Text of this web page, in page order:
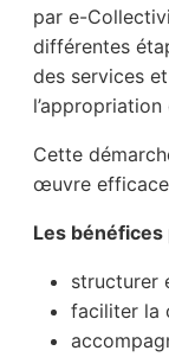
par e-
différentes
des services
Cette
œuvre efficace
Les
structurer
faciliter la